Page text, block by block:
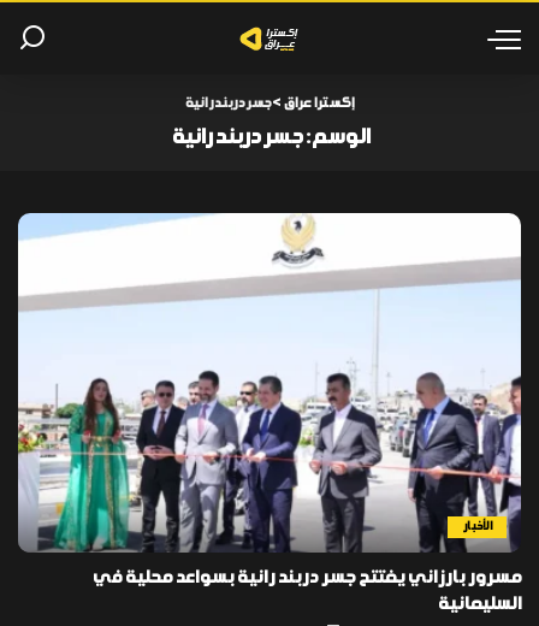
إكسترا عراق >جسر دربند رانية
الوسم:جسر دربند رانية
الأخبار
مسرور بارزاني يفتتح جسر دربند رانية بسواعد محلية في
السليمانية